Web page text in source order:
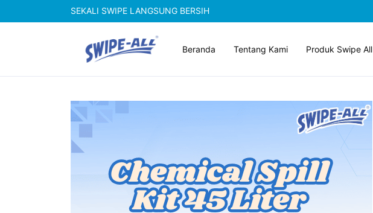
SEKALI SWIPE LANGSUNG BERSIH
Beranda Tentang Kami Produk Swipe All